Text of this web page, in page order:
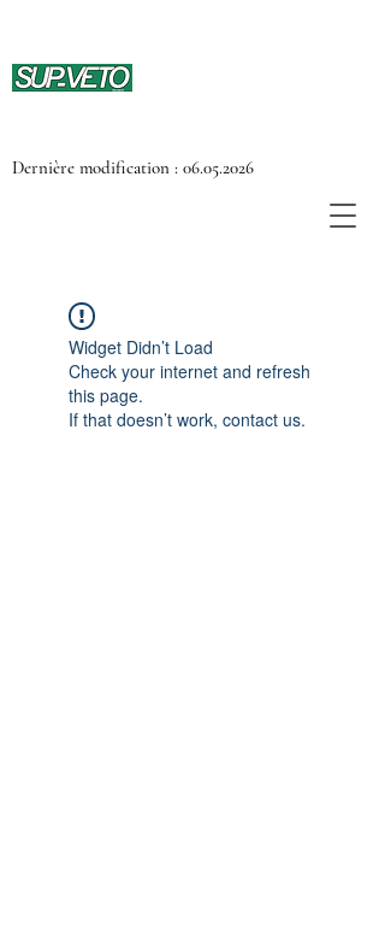
Dernière modification : 06.05.2026
Widget Didn’t Load
Check your internet and refresh
this page.
If that doesn’t work, contact us.